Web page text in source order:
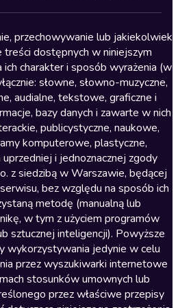
przechowywanie lub jakiekolwiek
dostępnych w niniejszym
charakter i sposób wyrażenia (w
słowne, słowno-muzyczne,
audialne, tekstowe, graficzne i
bazy danych i zawarte w nich
publicystyczne, naukowe,
komputerowe, plastyczne,
i jednoznacznej zgody
z siedzibą w Warszawie, będącej
bez względu na sposób ich
metodę (manualną lub
w tym z użyciem programów
sztucznej inteligencji). Powyższe
wykorzystywania jedynie w celu
przez wyszukiwarki internetowe
stosunków umownych lub
przez właściwe przepisy